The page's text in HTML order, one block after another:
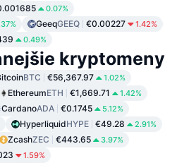
0.07%
GeeqGEEQ €0.00227 1.42%
0.49%
kryptomeny
BTC €56,367.97 1.02%
EthereumETH €1,669.71 1.42%
CardanoADA €0.1745 5.12%
HyperliquidHYPE €49.28 2.91%
ZcashZEC €443.65 3.97%
1.59%